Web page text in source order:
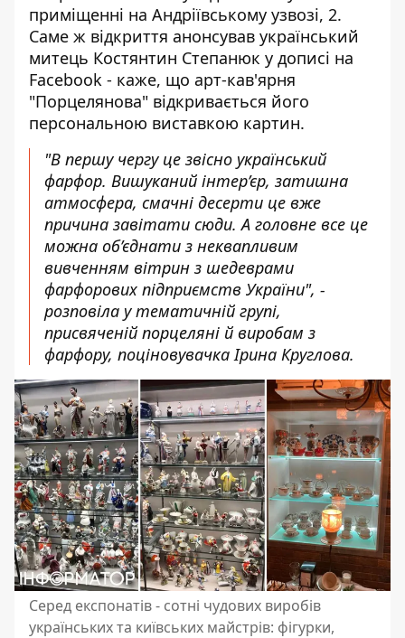
приміщенні на Андріївському узвозі, 2.
Саме ж відкриття анонсував український
митець Костянтин Степанюк у дописі на
Facebook - каже, що арт-кав'ярня
"Порцелянова" відкривається його
персональною виставкою картин.
"В першу чергу це звісно український
фарфор. Вишуканий інтер’єр, затишна
атмосфера, смачні десерти це вже
причина завітати сюди. А головне все це
можна об’єднати з неквапливим
вивченням вітрин з шедеврами
фарфорових підприємств України", -
розповіла у тематичній групі,
присвяченій порцеляні й виробам з
фарфору, поціновувачка Ірина Круглова.
Серед експонатів - сотні чудових виробів
українських та київських майстрів: фігурки,